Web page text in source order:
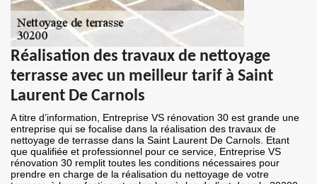
Réalisation des travaux de nettoyage
terrasse avec un meilleur tarif à Saint
Laurent De Carnols
A titre d’information, Entreprise VS rénovation 30 est grande une
entreprise qui se focalise dans la réalisation des travaux de
nettoyage de terrasse dans la Saint Laurent De Carnols. Etant
que qualifiée et professionnel pour ce service, Entreprise VS
rénovation 30 remplit toutes les conditions nécessaires pour
prendre en charge de la réalisation du nettoyage de votre